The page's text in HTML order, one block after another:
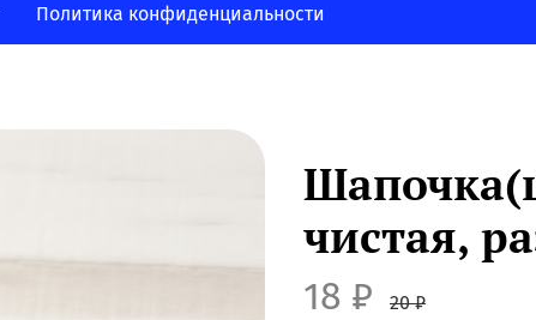
Политика конфиденциальности
чистая,
18 ₽ 20 ₽